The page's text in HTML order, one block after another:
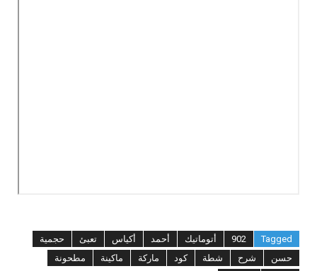
Tagged
902 أتوماتيك أحمد أكياس تعبئ
حجمية
حسن
شرح شطة كود ماركة ماكينة
مطحونة